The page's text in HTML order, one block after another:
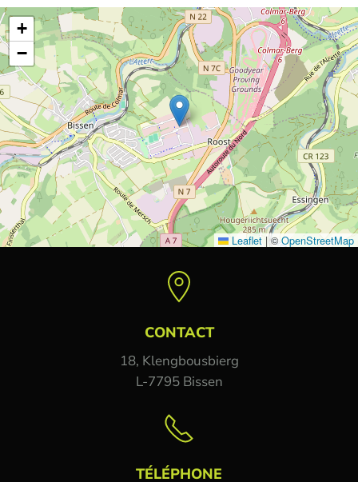
+
−
Leaflet | ©OpenStreetMap
CONTACT
18, Klengbousbierg
L-7795 Bissen
TÉLÉPHONE